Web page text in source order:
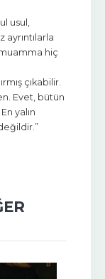
usul,
hiç
çıkabilir.
Evet, bütün
yalın